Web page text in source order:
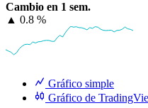
Cambio en 1 sem.
▲ 0.8 %
Gráfico simple
Gráfico de